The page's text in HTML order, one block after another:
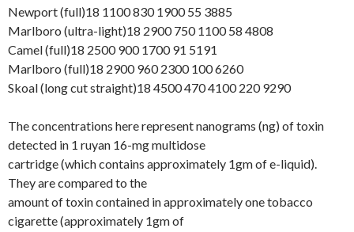
Newport (full)18 1100 830 1900 55 3885
Marlboro (ultra-light)18 2900 750 1100 58 4808
Camel (full)18 2500 900 1700 91 5191
Marlboro (full)18 2900 960 2300 100 6260
Skoal (long cut straight)18 4500 470 4100 220 9290
The concentrations here represent nanograms (ng) of toxin
detected in 1 ruyan 16-mg multidose
cartridge (which contains approximately 1gm of e-liquid).
They are compared to the
amount of toxin contained in approximately one tobacco
cigarette (approximately 1gm of